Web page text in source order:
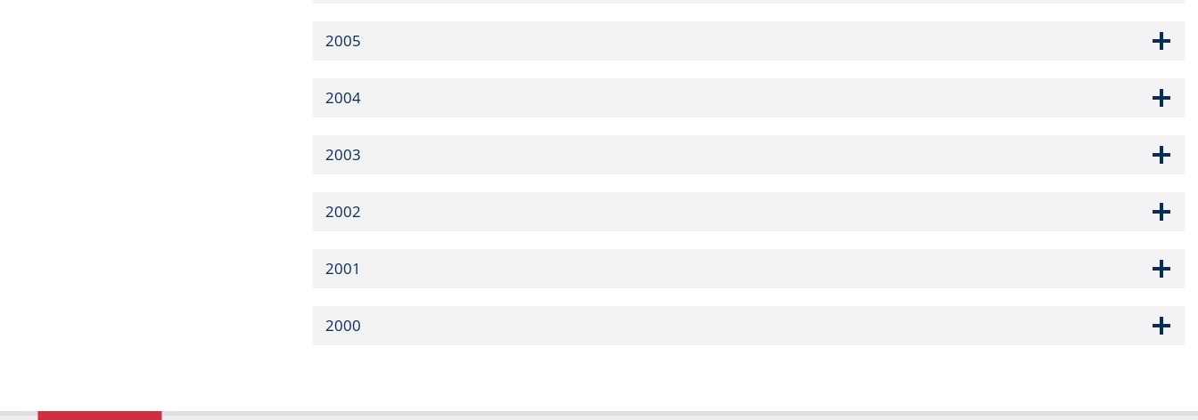
2005
2004
2003
2002
2001
2000